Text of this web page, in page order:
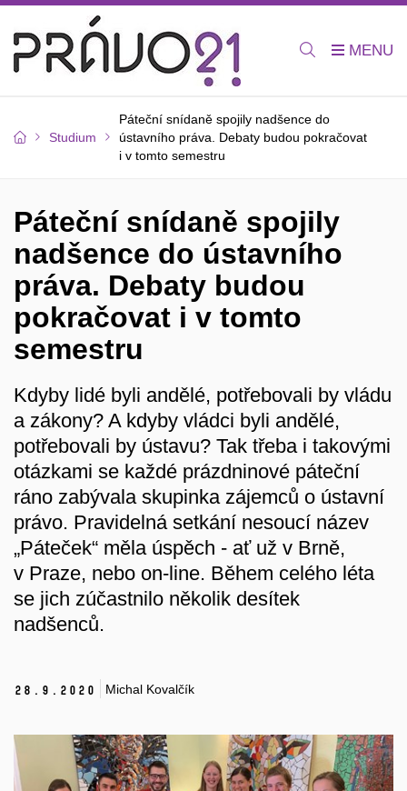
Studium
Páteční snídaně spojily nadšence do
ústavního práva. Debaty budou pokračovat
i v tomto semestru
Páteční snídaně spojily
nadšence do ústavního
práva. Debaty budou
pokračovat i v tomto
semestru
Kdyby lidé byli andělé, potřebovali by vládu
a zákony? A kdyby vládci byli andělé,
potřebovali by ústavu? Tak třeba i takovými
otázkami se každé prázdninové páteční
ráno zabývala skupinka zájemců o ústavní
právo. Pravidelná setkání nesoucí název
„Páteček“ měla úspěch - ať už v Brně,
v Praze, nebo on-line. Během celého léta
se jich zúčastnilo několik desítek
nadšenců.
28. 9. 2020 Michal Kovalčík